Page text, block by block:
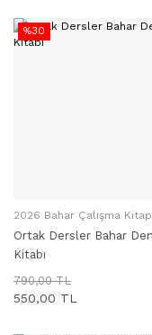
%30
SEPETE EKLE
2026 Bahar Çalışma
Ortak Dersler Bahar
Kitabı
790,00 TL
550,00 TL